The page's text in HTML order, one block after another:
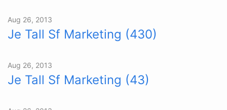
Aug 26, 2013
Je Tall Sf Marketing (430)
Aug 26, 2013
Je Tall Sf Marketing (43)